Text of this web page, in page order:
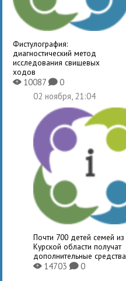
Фистулография:
диагностический метод
исследования свищевых
ходов
X10087K0
02 ноября, 21:04
Почти 700 детей семей из
Курской области получат
дополнительные средства
X14703K0